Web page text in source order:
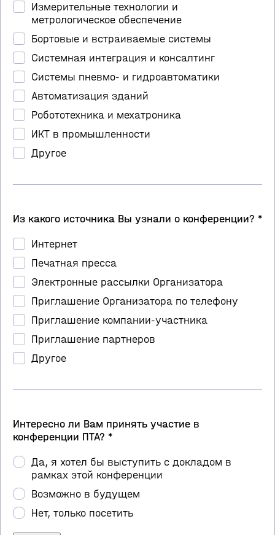
Измерительные технологии и
метрологическое обеспечение
Бортовые и встраиваемые системы
Системная интеграция и консалтинг
Системы пневмо- и гидроавтоматики
Автоматизация зданий
Робототехника и мехатроника
ИКТ в промышленности
Другое
Из какого источника Вы узнали о конференции? *
Интернет
Печатная пресса
Электронные рассылки Организатора
Приглашение Организатора по телефону
Приглашение компании-участника
Приглашение партнеров
Другое
Интересно ли Вам принять участие в
конференции ПТА? *
Да, я хотел бы выступить с докладом в
рамках этой конференции
Возможно в будущем
Нет, только посетить